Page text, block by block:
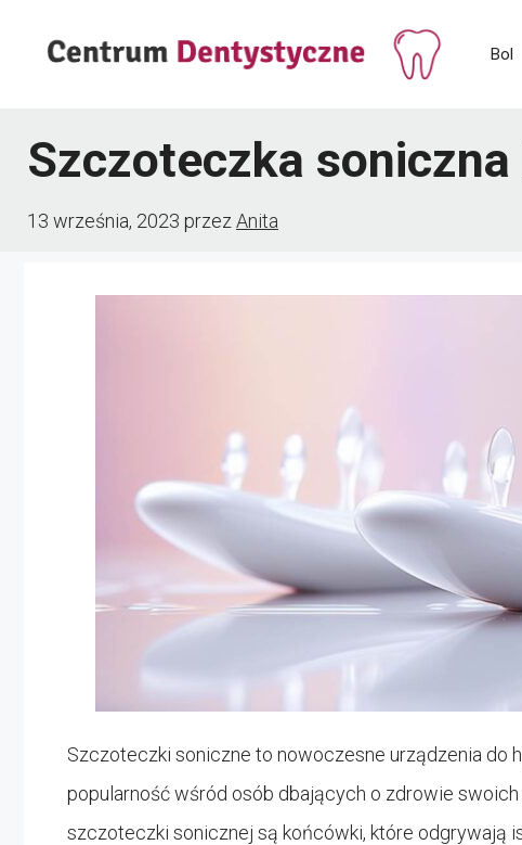
Bol
Szczoteczka
13 września, 2023 przez Anita
Szczoteczki soniczne to nowoczesne urządzenia do
popularność wśród osób dbających o zdrowie
szczoteczki sonicznej są końcówki, które odgrywają